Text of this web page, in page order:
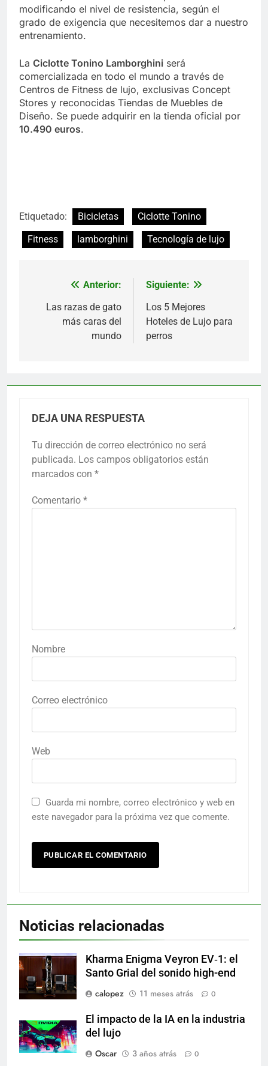
modificando el nivel de resistencia, según el
grado de exigencia que necesitemos dar a nuestro
entrenamiento.
La Ciclotte Tonino Lamborghini será
comercializada en todo el mundo a través de
Centros de Fitness de lujo, exclusivas Concept
Stores y reconocidas Tiendas de Muebles de
Diseño. Se puede adquirir en la tienda oficial por
10.490 euros.
Etiquetado: Bicicletas
Ciclotte Tonino
Fitness
lamborghini Tecnología de lujo
Navegación
Anterior:
Las razas de gato
más caras del
mundo
Siguiente:
Los 5 Mejores
Hoteles de Lujo para
perros
DEJA UNA RESPUESTA
Tu dirección de correo electrónico no será
publicada. Los campos obligatorios están
marcados con *
Comentario *
Nombre
Correo electrónico
Web
Guarda mi nombre, correo electrónico y web en
este navegador para la próxima vez que comente.
Noticias relacionadas
Kharma Enigma Veyron EV‑1: el
Santo Grial del sonido high-end
calopez
11 meses atrás 0
El impacto de la IA en la industria
del lujo
Oscar
3 años atrás 0